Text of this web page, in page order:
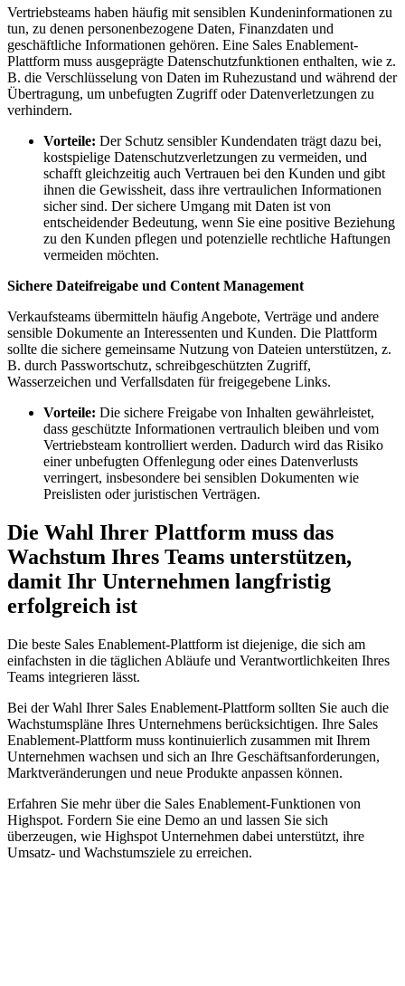
Vertriebsteams haben häufig mit sensiblen Kundeninformationen zu
tun, zu denen personenbezogene Daten, Finanzdaten und
geschäftliche Informationen gehören. Eine Sales Enablement-
Plattform muss ausgeprägte Datenschutzfunktionen enthalten, wie z.
B. die Verschlüsselung von Daten im Ruhezustand und während der
Übertragung, um unbefugten Zugriff oder Datenverletzungen zu
verhindern.
Vorteile: Der Schutz sensibler Kundendaten trägt dazu bei,
kostspielige Datenschutzverletzungen zu vermeiden, und
schafft gleichzeitig auch Vertrauen bei den Kunden und gibt
ihnen die Gewissheit, dass ihre vertraulichen Informationen
sicher sind. Der sichere Umgang mit Daten ist von
entscheidender Bedeutung, wenn Sie eine positive Beziehung
zu den Kunden pflegen und potenzielle rechtliche Haftungen
vermeiden möchten.
Sichere Dateifreigabe und Content Management
Verkaufsteams übermitteln häufig Angebote, Verträge und andere
sensible Dokumente an Interessenten und Kunden. Die Plattform
sollte die sichere gemeinsame Nutzung von Dateien unterstützen, z.
B. durch Passwortschutz, schreibgeschützten Zugriff,
Wasserzeichen und Verfallsdaten für freigegebene Links.
Vorteile: Die sichere Freigabe von Inhalten gewährleistet,
dass geschützte Informationen vertraulich bleiben und vom
Vertriebsteam kontrolliert werden. Dadurch wird das Risiko
einer unbefugten Offenlegung oder eines Datenverlusts
verringert, insbesondere bei sensiblen Dokumenten wie
Preislisten oder juristischen Verträgen.
Die Wahl Ihrer Plattform muss das
Wachstum Ihres Teams unterstützen,
damit Ihr Unternehmen langfristig
erfolgreich ist
Die beste Sales Enablement-Plattform ist diejenige, die sich am
einfachsten in die täglichen Abläufe und Verantwortlichkeiten Ihres
Teams integrieren lässt.
Bei der Wahl Ihrer Sales Enablement-Plattform sollten Sie auch die
Wachstumspläne Ihres Unternehmens berücksichtigen. Ihre Sales
Enablement-Plattform muss kontinuierlich zusammen mit Ihrem
Unternehmen wachsen und sich an Ihre Geschäftsanforderungen,
Marktveränderungen und neue Produkte anpassen können.
Erfahren Sie mehr über die Sales Enablement-Funktionen von
Highspot. Fordern Sie eine Demo an und lassen Sie sich
überzeugen, wie Highspot Unternehmen dabei unterstützt, ihre
Umsatz- und Wachstumsziele zu erreichen.